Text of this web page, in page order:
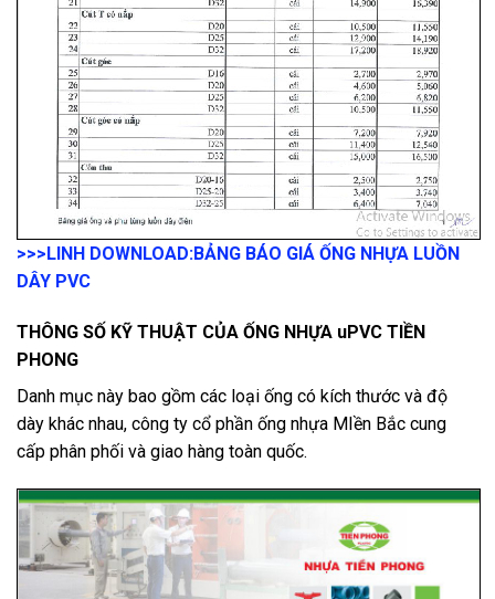
>>>LINH DOWNLOAD:BẢNG BÁO GIÁ ỐNG NHỰA LUỒN
DÂY PVC
THÔNG SỐ KỸ THUẬT CỦA ỐNG NHỰA uPVC TIỀN
PHONG
Danh mục này bao gồm các loại ống có kích thước và độ
dày khác nhau, công ty cổ phần ống nhựa MIền Bắc cung
cấp phân phối và giao hàng toàn quốc.